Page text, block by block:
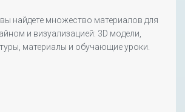
найдете множество материалов для
и визуализацией: 3D модели,
материалы и обучающие уроки.